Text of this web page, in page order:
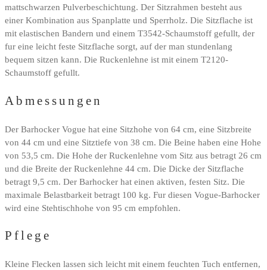
mattschwarzen Pulverbeschichtung. Der Sitzrahmen besteht aus
einer Kombination aus Spanplatte und Sperrholz. Die Sitzflache ist
mit elastischen Bandern und einem T3542-Schaumstoff gefullt, der
fur eine leicht feste Sitzflache sorgt, auf der man stundenlang
bequem sitzen kann. Die Ruckenlehne ist mit einem T2120-
Schaumstoff gefullt.
Abmessungen
Der Barhocker Vogue hat eine Sitzhohe von 64 cm, eine Sitzbreite
von 44 cm und eine Sitztiefe von 38 cm. Die Beine haben eine Hohe
von 53,5 cm. Die Hohe der Ruckenlehne vom Sitz aus betragt 26 cm
und die Breite der Ruckenlehne 44 cm. Die Dicke der Sitzflache
betragt 9,5 cm. Der Barhocker hat einen aktiven, festen Sitz. Die
maximale Belastbarkeit betragt 100 kg. Fur diesen Vogue-Barhocker
wird eine Stehtischhohe von 95 cm empfohlen.
Pflege
Kleine Flecken lassen sich leicht mit einem feuchten Tuch entfernen,